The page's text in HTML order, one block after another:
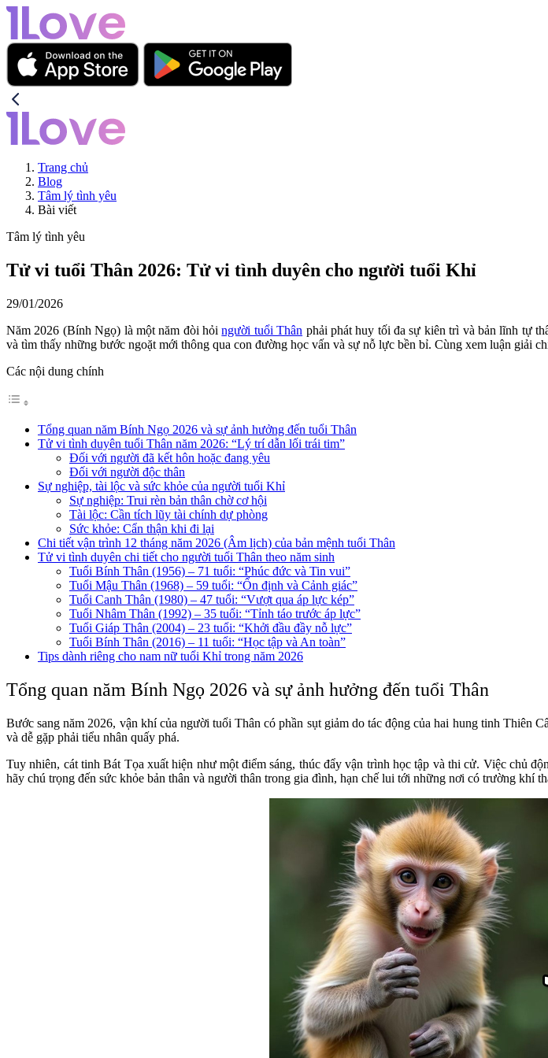
Trang chủ
Blog
Tâm lý tình yêu
Bài viết
Tâm lý tình yêu
Tử vi tuổi Thân 2026: Tử vi tình duyên cho người tuổi Khỉ
29/01/2026
Năm 2026 (Bính Ngọ) là một năm đòi hỏingười tuổi Thân phải phát huy tối đa sự kiên trì và bản lĩnh tự
và tìm thấy những bước ngoặt mới thông qua con đường học vấn và sự nỗ lực bền bỉ. Cùng xem luận giải
Các nội dung chính
Tổng quan năm Bính Ngọ 2026 và sự ảnh hưởng đến tuổi Thân
Tử vi tình duyên tuổi Thân năm 2026: “Lý trí dẫn lối trái tim”
Đối với người đã kết hôn hoặc đang yêu
Đối với người độc thân
Sự nghiệp, tài lộc và sức khỏe của người tuổi Khỉ
Sự nghiệp: Trui rèn bản thân chờ cơ hội
Tài lộc: Cần tích lũy tài chính dự phòng
Sức khỏe: Cẩn thận khi đi lại
Chi tiết vận trình 12 tháng năm 2026 (Âm lịch) của bản mệnh tuổi Thân
Tử vi tình duyên chi tiết cho người tuổi Thân theo năm sinh
Tuổi Bính Thân (1956) – 71 tuổi: “Phúc đức và Tin vui”
Tuổi Mậu Thân (1968) – 59 tuổi: “Ổn định và Cảnh giác”
Tuổi Canh Thân (1980) – 47 tuổi: “Vượt qua áp lực kép”
Tuổi Nhâm Thân (1992) – 35 tuổi: “Tỉnh táo trước áp lực”
Tuổi Giáp Thân (2004) – 23 tuổi: “Khởi đầu đầy nỗ lực”
Tuổi Bính Thân (2016) – 11 tuổi: “Học tập và An toàn”
Tips dành riêng cho nam nữ tuổi Khỉ trong năm 2026
Tổng quan năm Bính Ngọ 2026 và sự ảnh hưởng đến tuổi Thân
Bước sang năm 2026, vận khí của người tuổi Thân có phần sụt giảm do tác động của hai hung tinh Thiên
và dễ gặp phải tiểu nhân quấy phá.
Tuy nhiên, cát tinh Bát Tọa xuất hiện như một điểm sáng, thúc đẩy vận trình học tập và thi cử. Việc chủ
hãy chú trọng đến sức khỏe bản thân và người thân trong gia đình, hạn chế lui tới những nơi có trường khí